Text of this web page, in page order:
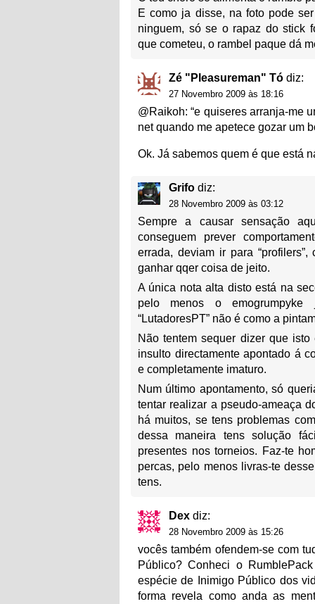
E como ja disse, na foto pode
ninguem, só se o rapaz do stick
que cometeu, o rambel paque dá
Zé "Pleasureman" Tó diz:
27 Novembro 2009 às 18:16
@Raikoh: “e quiseres arranja-me
net quando me apetece gozar um
Ok. Já sabemos quem é que está
Grifo diz:
28 Novembro 2009 às 03:12
Sempre a causar sensação
conseguem prever
errada, deviam ir para
ganhar qqer coisa de jeito.
A única nota alta disto está na
pelo menos o
“LutadoresPT” não é como a
Não tentem sequer dizer que
insulto directamente apontado á
e completamente imaturo.
Num último apontamento, só
tentar realizar a pseudo-ameaça
há muitos, se tens problemas
dessa maneira tens solução
presentes nos torneios. Faz-te
percas, pelo menos livras-te
tens.
Dex diz:
28 Novembro 2009 às 15:26
vocês também ofendem-se com
Público? Conheci o
espécie de Inimigo Público dos
forma revela como anda as